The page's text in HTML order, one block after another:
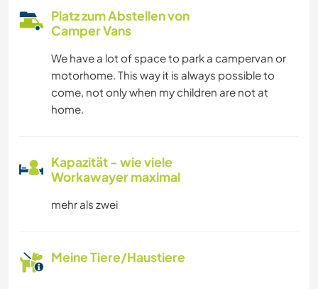
Platz zum Abstellen von
Camper Vans
We have a lot of space to park a campervan or
motorhome. This way it is always possible to
come, not only when my children are not at
home.
Kapazität - wie viele
Workawayer maximal
mehr als zwei
Meine Tiere/Haustiere